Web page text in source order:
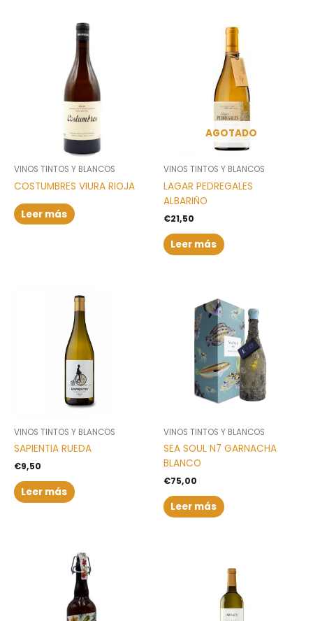
VINOS TINTOS Y BLANCOS
COSTUMBRES VIURA RIOJA
Leer más
AGOTADO
VINOS TINTOS Y BLANCOS
LAGAR PEDREGALES
ALBARIÑO
€21,50
Leer más
VINOS TINTOS Y BLANCOS
SAPIENTIA RUEDA
€9,50
Leer más
VINOS TINTOS Y BLANCOS
SEA SOUL N7 GARNACHA
BLANCO
€75,00
Leer más